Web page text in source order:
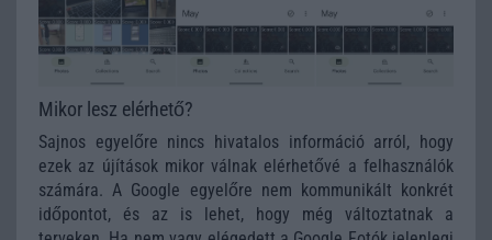
Mikor lesz elérhető?
Sajnos egyelőre nincs hivatalos információ arról, hogy
ezek az újítások mikor válnak elérhetővé a felhasználók
számára. A Google egyelőre nem kommunikált konkrét
időpontot, és az is lehet, hogy még változtatnak a